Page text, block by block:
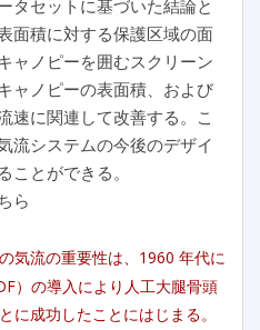
タセットに基づいた結論と
面積に対する保護区域の面
ャノピーを囲むスクリーン
ャノピーの表面積、および
速に関連して改善する。こ
流システムの今後のデザイ
ことができる。
ら
気流の重要性は、1960 年代に
）の導入により人工大腿骨頭
に成功したことにはじまる。